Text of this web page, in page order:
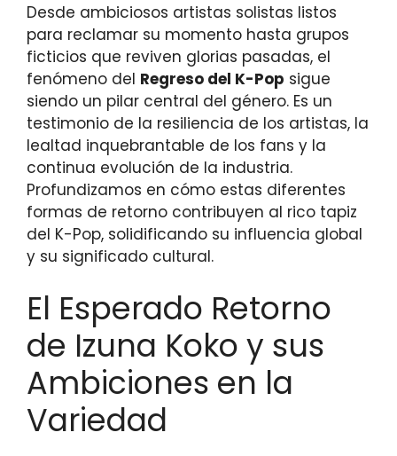
Desde ambiciosos artistas solistas listos
para reclamar su momento hasta grupos
ficticios que reviven glorias pasadas, el
fenómeno del Regreso del K-Pop sigue
siendo un pilar central del género. Es un
testimonio de la resiliencia de los artistas, la
lealtad inquebrantable de los fans y la
continua evolución de la industria.
Profundizamos en cómo estas diferentes
formas de retorno contribuyen al rico tapiz
del K-Pop, solidificando su influencia global
y su significado cultural.
El Esperado Retorno
de Izuna Koko y sus
Ambiciones en la
Variedad